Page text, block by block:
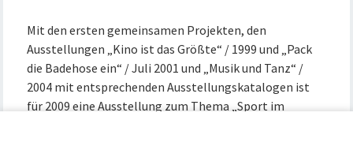
Mit den ersten gemeinsamen Projekten, den
Ausstellungen „Kino ist das Größte“ / 1999 und „Pack
die Badehose ein“ / Juli 2001 und „Musik und Tanz“ /
2004 mit entsprechenden Ausstellungskatalogen ist
für 2009 eine Ausstellung zum Thema „Sport im